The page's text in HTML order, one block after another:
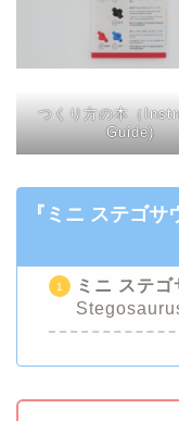
つくり方の本（
Guide)
『ミニ ステゴサ
ミニ ステゴ